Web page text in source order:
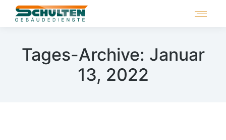
Tages-Archive: Januar
13, 2022